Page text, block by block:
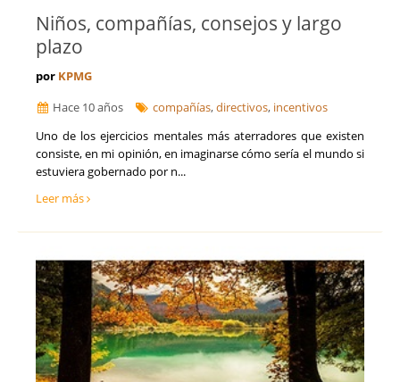
Niños, compañías, consejos y largo
plazo
por KPMG
Hace 10 años
compañías,directivos, incentivos
Uno de los ejercicios mentales más aterradores que existen
consiste, en mi opinión, en imaginarse cómo sería el mundo si
estuviera gobernado por n...
Leer más